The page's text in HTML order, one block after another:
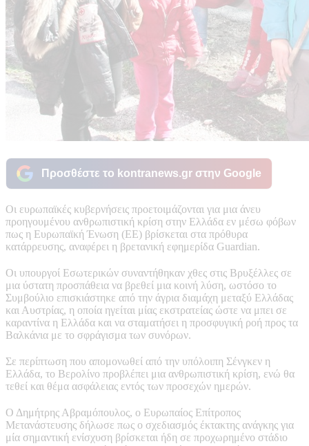
Προσθέστε το kontranews.gr στην Google
Οι ευρωπαϊκές κυβερνήσεις προετοιμάζονται για μια άνευ
προηγουμένου ανθρωπιστική κρίση στην Ελλάδα εν μέσω φόβων
πως η Ευρωπαϊκή Ένωση (ΕΕ) βρίσκεται στα πρόθυρα
κατάρρευσης, αναφέρει η βρετανική εφημερίδα Guardian.
Οι υπουργοί Εσωτερικών συναντήθηκαν χθες στις Βρυξέλλες σε
μια ύστατη προσπάθεια να βρεθεί μια κοινή λύση, ωστόσο το
Συμβούλιο επισκιάστηκε από την άγρια διαμάχη μεταξύ Ελλάδας
και Αυστρίας, η οποία ηγείται μίας εκστρατείας ώστε να μπει σε
καραντίνα η Ελλάδα και να σταματήσει η προσφυγική ροή προς τα
Βαλκάνια με το σφράγισμα των συνόρων.
Σε περίπτωση που απομονωθεί από την υπόλοιπη Σένγκεν η
Ελλάδα, το Βερολίνο προβλέπει μια ανθρωπιστική κρίση, ενώ θα
τεθεί και θέμα ασφάλειας εντός των προσεχών ημερών.
Ο Δημήτρης Αβραμόπουλος, ο Ευρωπαίος Επίτροπος
Μετανάστευσης δήλωσε πως ο σχεδιασμός έκτακτης ανάγκης για
μία σημαντική ενίσχυση βρίσκεται ήδη σε προχωρημένο στάδιο